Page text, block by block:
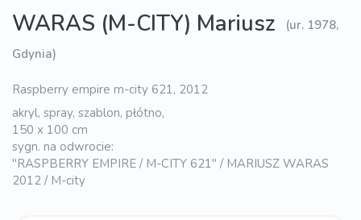
WARAS (M-CITY) Mariusz
(ur. 1978,
Gdynia)
Raspberry empire m-city 621, 2012
akryl, spray, szablon, płótno,
150 x 100 cm
sygn. na odwrocie:
"RASPBERRY EMPIRE / M-CITY 621" / MARIUSZ WARAS
2012 / M-city